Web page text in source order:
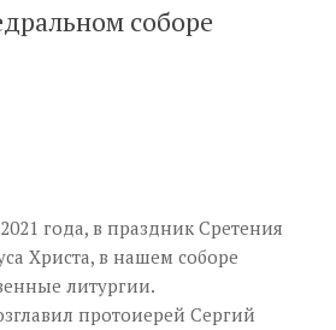
соборе
года, в праздник Сретения
Христа, в нашем соборе
литургии.
протоиерей Сергий